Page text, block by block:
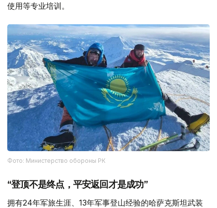
使用等专业培训。
Фото: Министерство обороны РК
“登顶不是终点，平安返回才是成功”
拥有24年军旅生涯、13年军事登山经验的哈萨克斯坦武装